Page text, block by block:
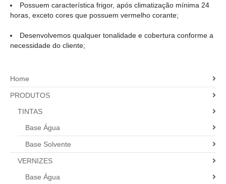
Possuem característica frigor, após climatização mínima 24
horas, exceto cores que possuem vermelho corante;
Desenvolvemos qualquer tonalidade e cobertura conforme a
necessidade do cliente;
Home
PRODUTOS
TINTAS
Base Água
Base Solvente
VERNIZES
Base Água